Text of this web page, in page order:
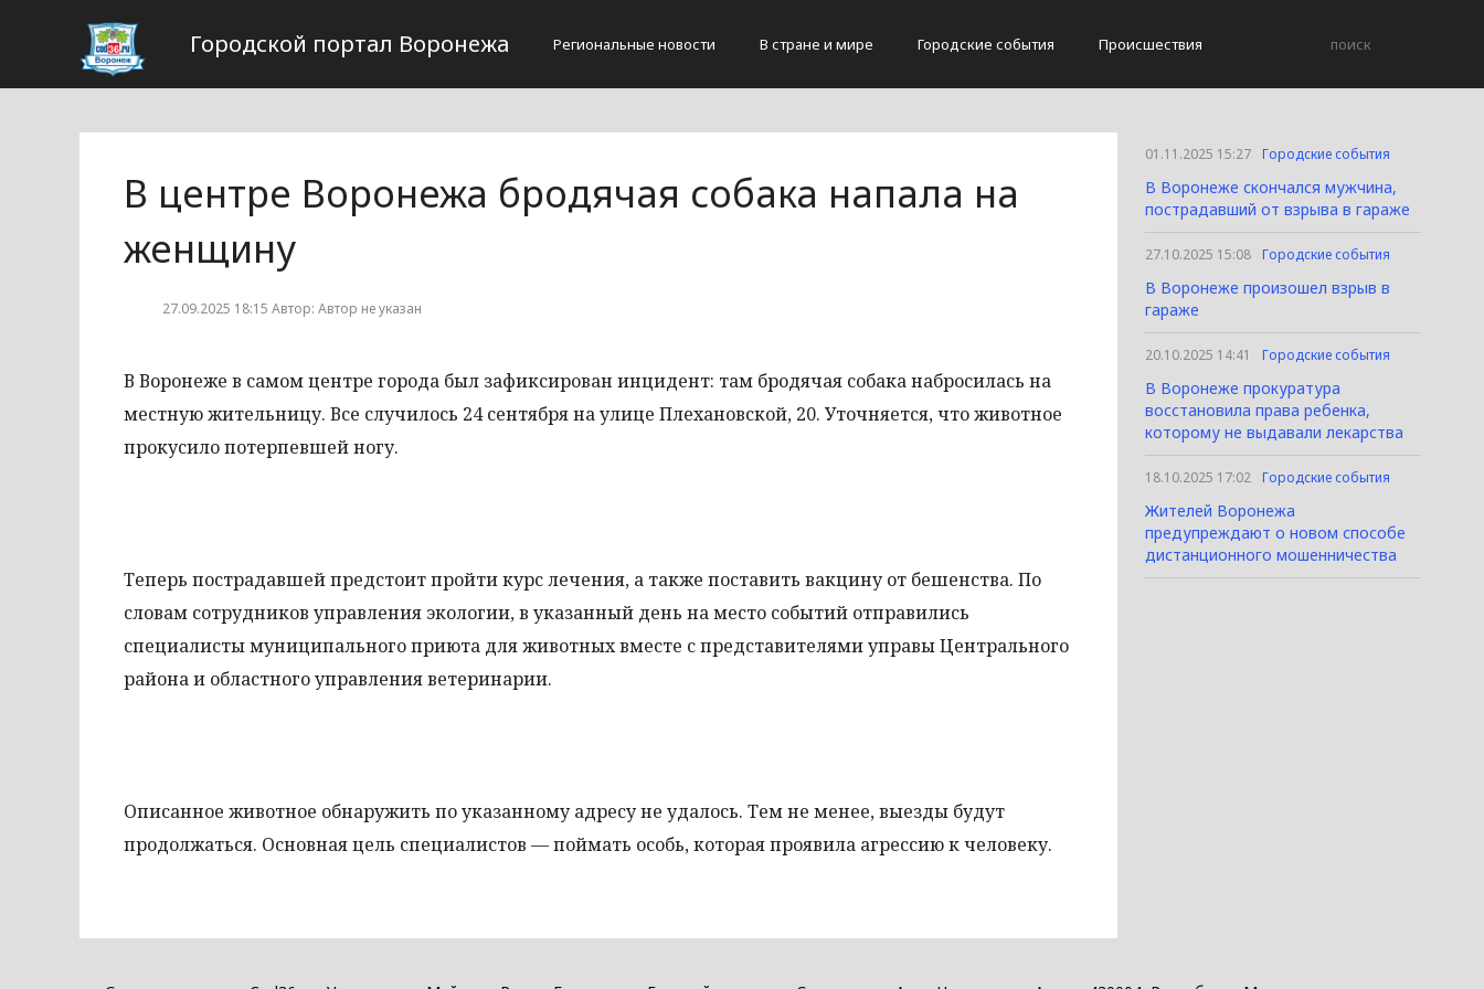
Городской портал Воронежа Региональные новости В стране и мире Городские события Происшествия
В центре Воронежа бродячая собака напала на
женщину
27.09.2025 18:15 Автор: Автор не указан
В Воронеже в самом центре города был зафиксирован инцидент: там бродячая собака набросилась на
местную жительницу. Все случилось 24 сентября на улице Плехановской, 20. Уточняется, что животное
прокусило потерпевшей ногу.
Теперь пострадавшей предстоит пройти курс лечения, а также поставить вакцину от бешенства. По
словам сотрудников управления экологии, в указанный день на место событий отправились
специалисты муниципального приюта для животных вместе с представителями управы Центрального
района и областного управления ветеринарии.
Описанное животное обнаружить по указанному адресу не удалось. Тем не менее, выезды будут
продолжаться. Основная цель специалистов — поймать особь, которая проявила агрессию к человеку.
01.11.2025 15:27 Городские события
В Воронеже скончался мужчина,
пострадавший от взрыва в гараже
27.10.2025 15:08 Городские события
В Воронеже произошел взрыв в
гараже
20.10.2025 14:41 Городские события
В Воронеже прокуратура
восстановила права ребенка,
которому не выдавали лекарства
18.10.2025 17:02 Городские события
Жителей Воронежа
предупреждают о новом способе
дистанционного мошенничества